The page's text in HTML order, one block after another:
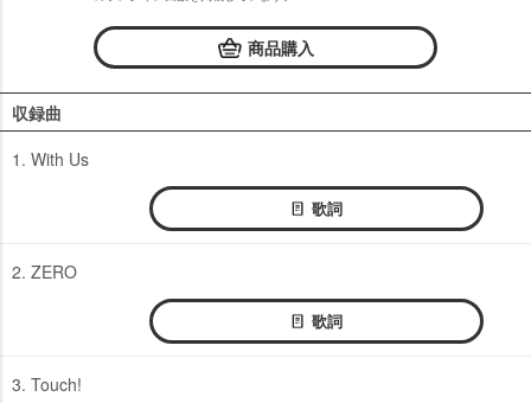
商品購入
収録曲
1. With Us
歌詞
2. ZERO
歌詞
3. Touch!